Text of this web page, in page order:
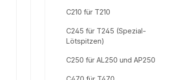
C210 für T210
C245 für T245 (Spezial-
Lötspitzen)
C250 für AL250 und AP250